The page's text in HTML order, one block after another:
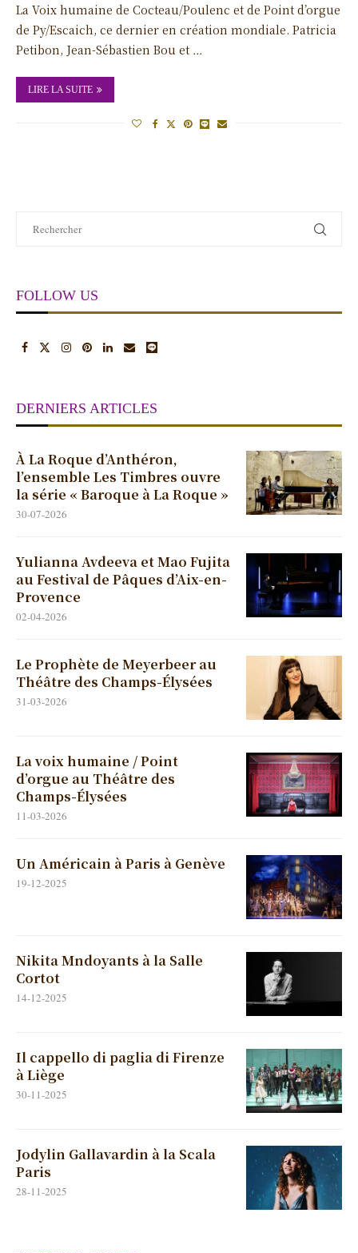
La Voix humaine de Cocteau/Poulenc et de Point d’orgue
de Py/Escaich, ce dernier en création mondiale. Patricia
Petibon, Jean-Sébastien Bou et …
LIRE LA SUITE
FOLLOW US
DERNIERS ARTICLES
À La Roque d’Anthéron,
l’ensemble Les Timbres ouvre
la série « Baroque à La Roque »
30-07-2026
Yulianna Avdeeva et Mao Fujita
au Festival de Pâques d’Aix-en-
Provence
02-04-2026
Le Prophète de Meyerbeer au
Théâtre des Champs-Élysées
31-03-2026
La voix humaine / Point
d’orgue au Théâtre des
Champs-Élysées
11-03-2026
Un Américain à Paris à Genève
19-12-2025
Nikita Mndoyants à la Salle
Cortot
14-12-2025
Il cappello di paglia di Firenze
à Liège
30-11-2025
Jodylin Gallavardin à la Scala
Paris
28-11-2025